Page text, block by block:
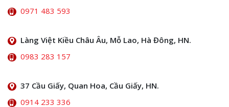
0971 483 593
Làng Việt Kiều Châu Âu, Mỗ Lao, Hà Đông, HN.
0983 283 157
37 Cầu Giấy, Quan Hoa, Cầu Giấy, HN.
0914 233 336